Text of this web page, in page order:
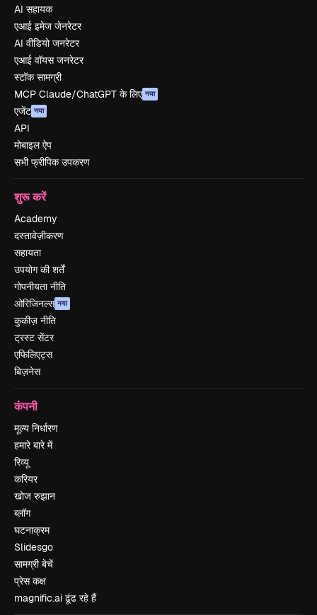
AI सहायक
एआई इमेज जेनरेटर
AI वीडियो जनरेटर
एआई वॉयस जनरेटर
स्टॉक सामग्री
MCP Claude/ChatGPT के लिए नया
एजेंट नया
API
मोबाइल ऐप
सभी फ्रीपिक उपकरण
शुरू करें
Academy
दस्तावेज़ीकरण
सहायता
उपयोग की शर्तें
गोपनीयता नीति
ओरिजिनल्स नया
कुकीज़ नीति
ट्रस्ट सेंटर
एफिलिएट्स
बिज़नेस
कंपनी
मूल्य निर्धारण
हमारे बारे में
रिव्यू
करियर
खोज रुझान
ब्लॉग
घटनाक्रम
Slidesgo
सामग्री बेचें
प्रेस कक्ष
magnific.ai ढूंढ रहे हैं